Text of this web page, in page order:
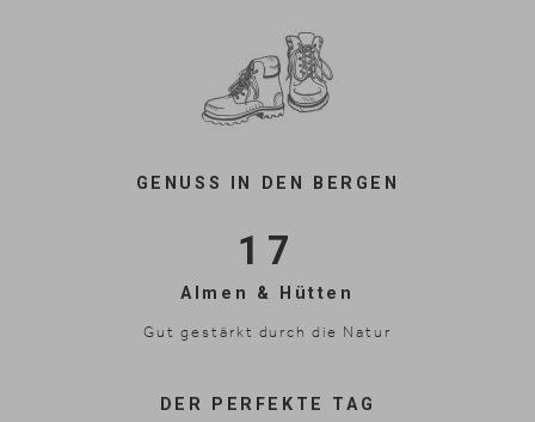
GENUSS IN DEN BERGEN
17
Almen & Hütten
Gut gestärkt durch die Natur
DER PERFEKTE TAG